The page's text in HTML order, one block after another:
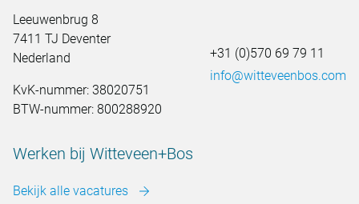
Leeuwenbrug 8
7411 TJ Deventer
Nederland
KvK-nummer: 38020751
BTW-nummer: 800288920
+31 (0)570 69 79 11
info@witteveenbos.com
Werken bij Witteveen+Bos
Bekijk alle vacatures